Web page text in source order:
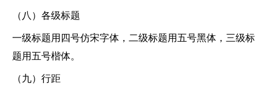
（八）各级标题
一级标题用四号仿宋字体，二级标题用五号黑体，三级标
题用五号楷体。
（九）行距